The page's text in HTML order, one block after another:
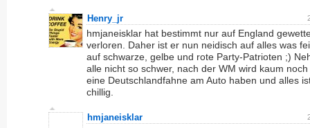
Henry_jr
hmjaneisklar hat bestimmt nur auf England
verloren. Daher ist er nun neidisch auf alles was
auf schwarze, gelbe und rote Party-Patrioten ;)
alle nicht so schwer, nach der WM wird kaum
eine Deutschlandfahne am Auto haben und alles
chillig.
hmjaneisklar